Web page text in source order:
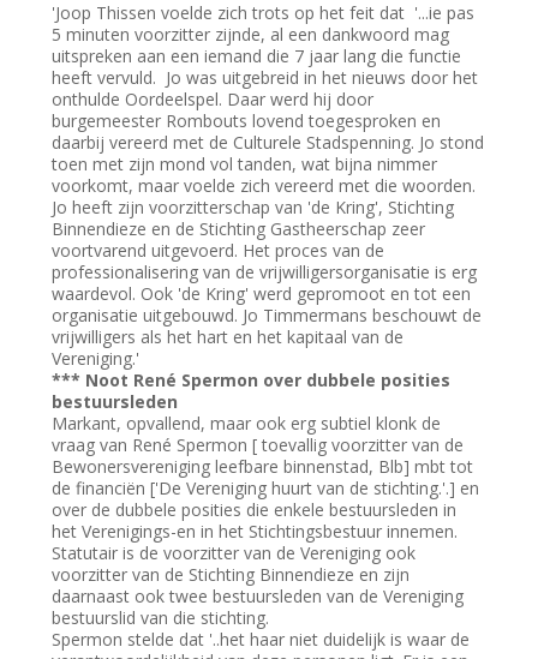
'Joop Thissen voelde zich trots op het feit dat '...ie pas
5 minuten voorzitter zijnde, al een dankwoord mag
uitspreken aan een iemand die 7 jaar lang die functie
heeft vervuld. Jo was uitgebreid in het nieuws door het
onthulde Oordeelspel. Daar werd hij door
burgemeester Rombouts lovend toegesproken en
daarbij vereerd met de Culturele Stadspenning. Jo stond
toen met zijn mond vol tanden, wat bijna nimmer
voorkomt, maar voelde zich vereerd met die woorden.
Jo heeft zijn voorzitterschap van 'de Kring', Stichting
Binnendieze en de Stichting Gastheerschap zeer
voortvarend uitgevoerd. Het proces van de
professionalisering van de vrijwilligersorganisatie is erg
waardevol. Ook 'de Kring' werd gepromoot en tot een
organisatie uitgebouwd. Jo Timmermans beschouwt de
vrijwilligers als het hart en het kapitaal van de
Vereniging.'
*** Noot René Spermon over dubbele posities
bestuursleden
Markant, opvallend, maar ook erg subtiel klonk de
vraag van René Spermon [ toevallig voorzitter van de
Bewonersvereniging leefbare binnenstad, Blb] mbt tot
de financiën ['De Vereniging huurt van de stichting.'.] en
over de dubbele posities die enkele bestuursleden in
het Verenigings-en in het Stichtingsbestuur innemen.
Statutair is de voorzitter van de Vereniging ook
voorzitter van de Stichting Binnendieze en zijn
daarnaast ook twee bestuursleden van de Vereniging
bestuurslid van die stichting.
Spermon stelde dat '..het haar niet duidelijk is waar de